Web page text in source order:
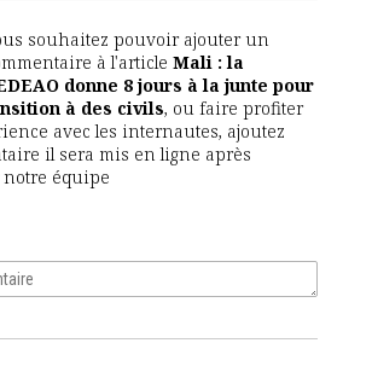
souhaitez pouvoir ajouter un
à l'article Mali : la
donne 8 jours à la junte pour
à des civils, ou faire profiter
avec les internautes, ajoutez
il sera mis en ligne après
équipe